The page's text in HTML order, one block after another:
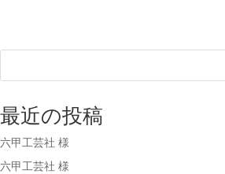
最近の投稿
六甲工芸社 様
六甲工芸社 様